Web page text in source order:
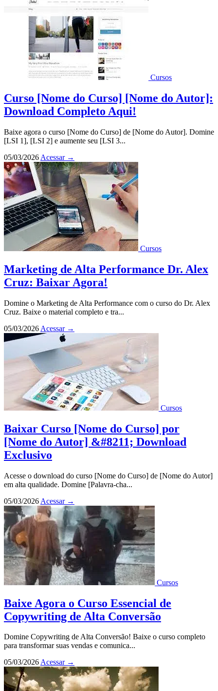
Cursos
Curso [Nome do Curso] [Nome do Autor]:
Download Completo Aqui!
Baixe agora o curso [Nome do Curso] de [Nome do Autor]. Domine
[LSI 1], [LSI 2] e aumente seu [LSI 3...
05/03/2026 Acessar →
Cursos
Marketing de Alta Performance Dr. Alex
Cruz: Baixar Agora!
Domine o Marketing de Alta Performance com o curso do Dr. Alex
Cruz. Baixe o material completo e tra...
05/03/2026 Acessar →
Cursos
Baixar Curso [Nome do Curso] por
[Nome do Autor] &#8211; Download
Exclusivo
Acesse o download do curso [Nome do Curso] de [Nome do Autor]
em alta qualidade. Domine [Palavra-cha...
05/03/2026 Acessar →
Cursos
Baixe Agora o Curso Essencial de
Copywriting de Alta Conversão
Domine Copywriting de Alta Conversão! Baixe o curso completo
para transformar suas vendas e comunica...
05/03/2026Acessar →